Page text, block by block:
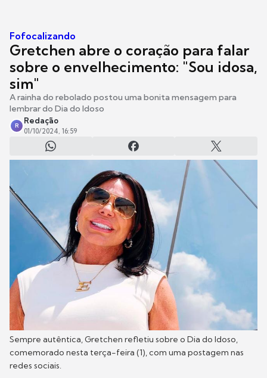
Fofocalizando
Gretchen abre o coração para falar
sobre o envelhecimento: "Sou idosa,
sim"
A rainha do rebolado postou uma bonita mensagem para
lembrar do Dia do Idoso
R
Redação
01/10/2024, 16:59
Sempre autêntica, Gretchen refletiu sobre o Dia do Idoso,
comemorado nesta terça-feira (1), com uma postagem nas
redes sociais.